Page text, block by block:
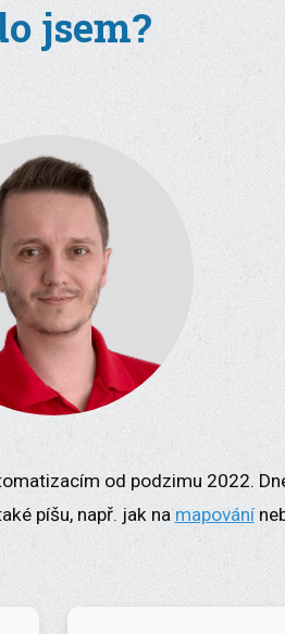
jsem?
od podzimu 2022.
píšu, např. jak na mapování